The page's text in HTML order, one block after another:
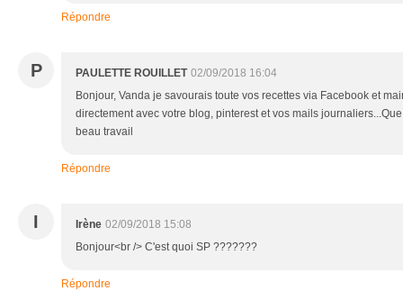
Répondre
P PAULETTE ROUILLET 02/09/2018 16:04
Bonjour, Vanda je savourais toute vos recettes via Facebook et
directement avec votre blog, pinterest et vos mails
beau travail
Répondre
I Irène 02/09/2018 15:08
Bonjour<br /> C'est quoi SP ???????
Répondre